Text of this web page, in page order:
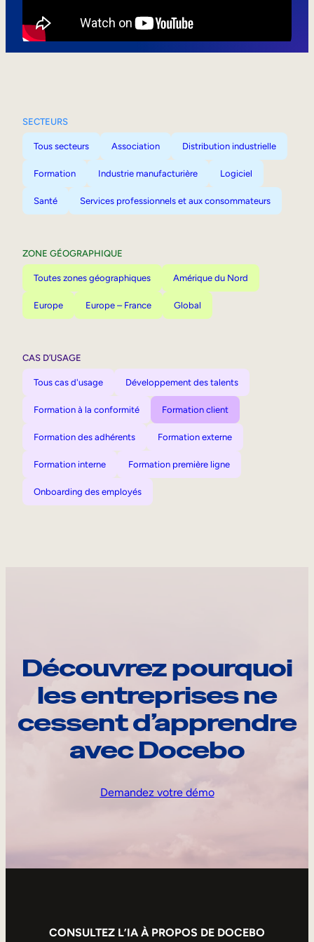
SECTEURS
Tous secteurs Association Distribution industrielle
Formation Industrie manufacturière Logiciel
Santé Services professionnels et aux consommateurs
ZONE GÉOGRAPHIQUE
Toutes zones géographiques Amérique du Nord
Europe Europe – France Global
CAS D’USAGE
Tous cas d'usage Développement des talents
Formation à la conformité Formation client
Formation des adhérents Formation externe
Formation interne Formation première ligne
Onboarding des employés
Découvrez pourquoi
les entreprises ne
cessent d’apprendre
avec Docebo
Demandez votre démo
CONSULTEZ L’IA À PROPOS DE DOCEBO